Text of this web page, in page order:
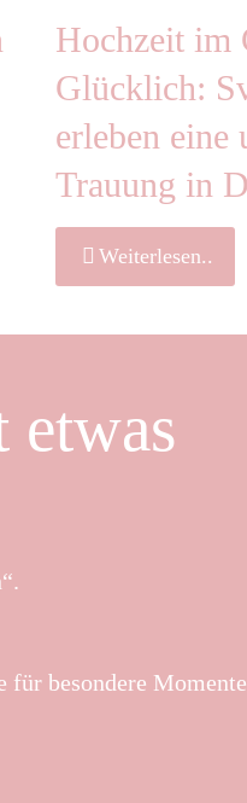
Hochzeit im
Glücklich:
erleben eine
Trauung in
Weiterlesen..
etwas
für besondere Momente